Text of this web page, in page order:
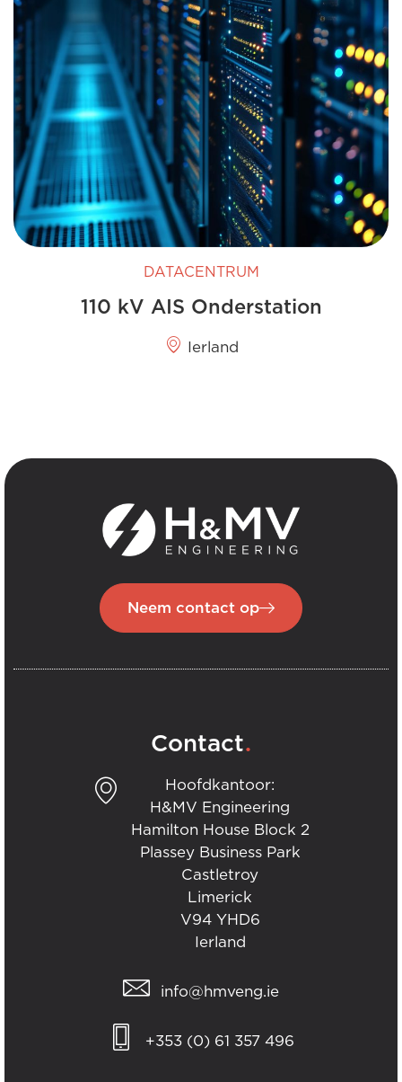
DATACENTRUM
110 kV AIS Onderstation
Ierland
Neem contact op
Contact.
Hoofdkantoor:
H&MV Engineering
Hamilton House Block 2
Plassey Business Park
Castletroy
Limerick
V94 YHD6
Ierland
info@hmveng.ie
+353 (0) 61 357 496